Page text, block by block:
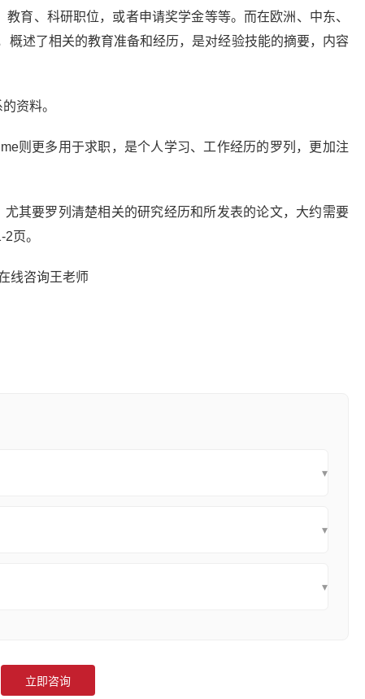
育、科研职位，或者申请奖学金等等。而在欧洲、中东、
概述了相关的教育准备和经历，是对经验技能的摘要，内容
资料。
则更多用于求职，是个人学习、工作经历的罗列，更加注
其要罗列清楚相关的研究经历和所发表的论文，大约需要
页。
线咨询王老师
▾
▾
▾
立即咨询